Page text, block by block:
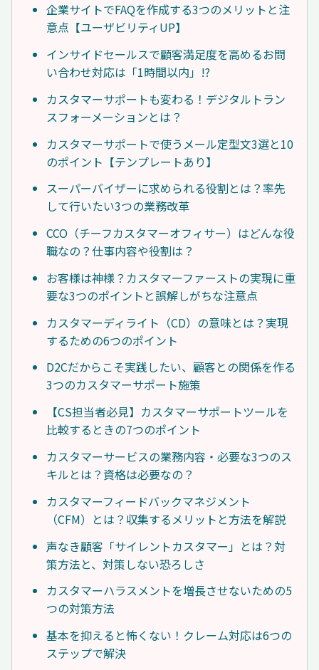
企業サイトでFAQを作成する3つのメリットと注
意点【ユーザビリティUP】
インサイドセールスで顧客満足度を高めるお問
い合わせ対応は「1時間以内」!?
カスタマーサポートも変わる！デジタルトラン
スフォーメーションとは？
カスタマーサポートで使うメール定型文3選と10
のポイント【テンプレートあり】
スーパーバイザーに求められる役割とは？率先
して行いたい3つの業務改革
CCO（チーフカスタマーオフィサー）はどんな役
職なの？仕事内容や役割は？
お客様は神様？カスタマーファーストの実現に重
要な3つのポイントと誤解しがちな注意点
カスタマーディライト（CD）の意味とは？実現
するための6つのポイント
D2Cだからこそ実践したい、顧客との関係を作る
3つのカスタマーサポート施策
【CS担当者必見】カスタマーサポートツールを
比較するときの7つのポイント
カスタマーサービスの業務内容・必要な3つのス
キルとは？資格は必要なの？
カスタマーフィードバックマネジメント
（CFM）とは？収集するメリットと方法を解説
声なき顧客「サイレントカスタマー」とは？対
策方法と、対策しない恐ろしさ
カスタマーハラスメントを増長させないための5
つの対策方法
基本を抑えると怖くない！クレーム対応は6つの
ステップで解決